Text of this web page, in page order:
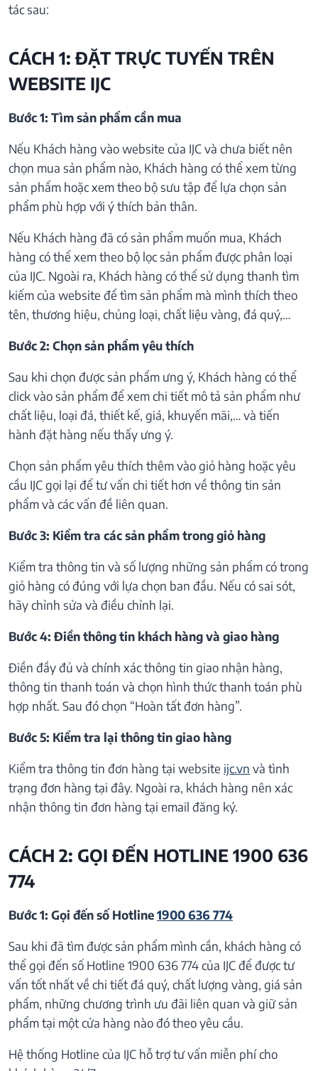
tác sau:
CÁCH 1: ĐẶT TRỰC TUYẾN TRÊN
WEBSITE IJC
Bước 1: Tìm sản phẩm cần mua
Nếu Khách hàng vào website của IJC và chưa biết nên
chọn mua sản phẩm nào, Khách hàng có thể xem từng
sản phẩm hoặc xem theo bộ sưu tập để lựa chọn sản
phẩm phù hợp với ý thích bản thân.
Nếu Khách hàng đã có sản phẩm muốn mua, Khách
hàng có thể xem theo bộ lọc sản phẩm được phân loại
của IJC. Ngoài ra, Khách hàng có thể sử dụng thanh tìm
kiếm của website để tìm sản phẩm mà mình thích theo
tên, thương hiệu, chủng loại, chất liệu vàng, đá quý,…
Bước 2: Chọn sản phẩm yêu thích
Sau khi chọn được sản phẩm ưng ý, Khách hàng có thể
click vào sản phẩm để xem chi tiết mô tả sản phẩm như
chất liệu, loại đá, thiết kế, giá, khuyến mãi,… và tiến
hành đặt hàng nếu thấy ưng ý.
Chọn sản phẩm yêu thích thêm vào giỏ hàng hoặc yêu
cầu IJC gọi lại để tư vấn chi tiết hơn về thông tin sản
phẩm và các vấn đề liên quan.
Bước 3: Kiểm tra các sản phẩm trong giỏ hàng
Kiểm tra thông tin và số lượng những sản phẩm có trong
giỏ hàng có đúng với lựa chọn ban đầu. Nếu có sai sót,
hãy chỉnh sửa và điều chỉnh lại.
Bước 4: Điền thông tin khách hàng và giao hàng
Điền đầy đủ và chính xác thông tin giao nhận hàng,
thông tin thanh toán và chọn hình thức thanh toán phù
hợp nhất. Sau đó chọn “Hoàn tất đơn hàng”.
Bước 5: Kiểm tra lại thông tin giao hàng
Kiểm tra thông tin đơn hàng tại website ijc.vn và tình
trạng đơn hàng tại đây. Ngoài ra, khách hàng nên xác
nhận thông tin đơn hàng tại email đăng ký.
CÁCH 2: GỌI ĐẾN HOTLINE 1900 636
774
Bước 1: Gọi đến số Hotline1900 636 774
Sau khi đã tìm được sản phẩm mình cần, khách hàng có
thể gọi đến số Hotline 1900 636 774 của IJC để được tư
vấn tốt nhất về chi tiết đá quý, chất lượng vàng, giá sản
phẩm, những chương trình ưu đãi liên quan và giữ sản
phẩm tại một cửa hàng nào đó theo yêu cầu.
Hệ thống Hotline của IJC hỗ trợ tư vấn miễn phí cho